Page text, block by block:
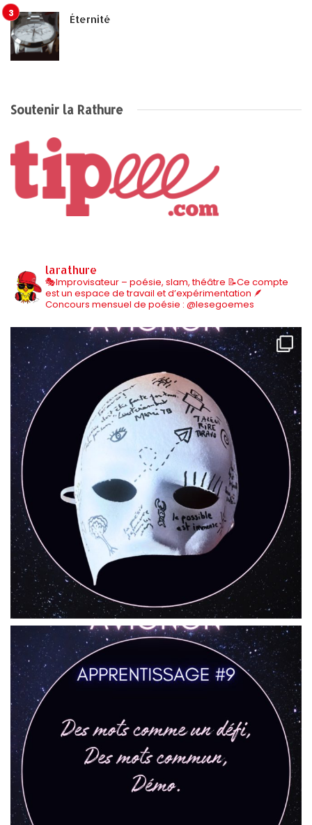
Éternité
Soutenir la Rathure
larathure
🎭Improvisateur – poésie, slam, théâtre 📝Ce compte
est un espace de travail et d’expérimentation 🪶
Concours mensuel de poésie : @lesegoemes